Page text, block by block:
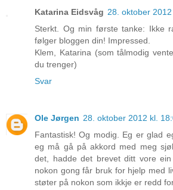
Katarina Eidsvåg 28. oktober 2012
Sterkt. Og min første tanke: Ikke
følger bloggen din! Impressed.
Klem, Katarina (som tålmodig
du trenger)
Svar
Ole Jørgen 28. oktober 2012 kl.
Fantastisk! Og modig. Eg er glad
eg må gå på akkord med meg
det, hadde det brevet ditt vore
nokon gong får bruk for hjelp med
støter på nokon som ikkje er redd